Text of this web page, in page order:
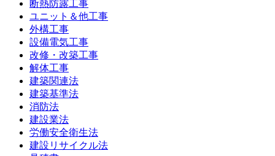
断熱防露工事
ユニット＆他工事
外構工事
設備電気工事
改修・改築工事
解体工事
建築関連法
建築基準法
消防法
建設業法
労働安全衛生法
建設リサイクル法